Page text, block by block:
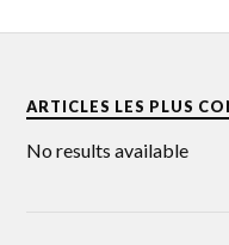
ARTICLES LES PLUS
No results available